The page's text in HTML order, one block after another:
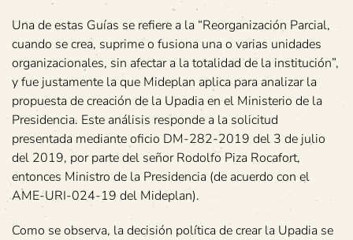
Una de estas Guías se refiere a la “Reorganización Parcial,
cuando se crea, suprime o fusiona una o varias unidades
organizacionales, sin afectar a la totalidad de la institución”,
y fue justamente la que Mideplan aplica para analizar la
propuesta de creación de la Upadia en el Ministerio de la
Presidencia. Este análisis responde a la solicitud
presentada mediante oficio DM-282-2019 del 3 de julio
del 2019, por parte del señor Rodolfo Piza Rocafort,
entonces Ministro de la Presidencia (de acuerdo con el
AME-URI-024-19 del Mideplan).
Como se observa, la decisión política de crear la Upadia se